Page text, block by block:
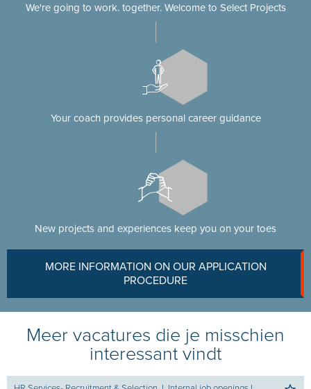
We're going to work. together. Welcome to Select Projects
Your coach provides personal career guidance
New projects and experiences keep you on your toes
MORE INFORMATION ON OUR APPLICATION
PROCEDURE
Meer vacatures die je misschien
interessant vindt